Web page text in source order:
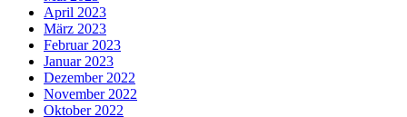
April 2023
März 2023
Februar 2023
Januar 2023
Dezember 2022
November 2022
Oktober 2022